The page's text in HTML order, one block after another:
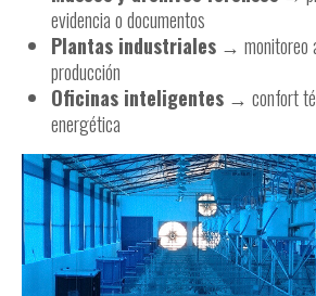
evidencia o documentos
Plantas industriales → monitoreo
producción
Oficinas inteligentes → confort
energética